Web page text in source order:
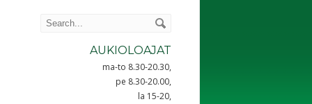
AUKIOLOAJAT
ma-to 8.30-20.30,
pe 8.30-20.00,
la 15-20,